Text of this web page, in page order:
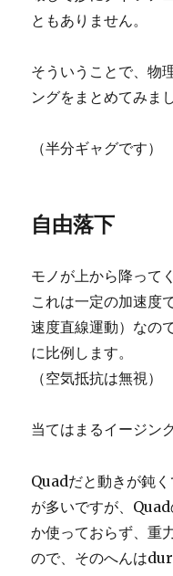
ともありません。
そういうことで、物
ングをまとめてみま
（半分ギャグです）
自由落下
モノが上から降って
これは一定の加速度
速度直線運動）なの
に比例します。
（空気抵抗は無視）
当てはまるイージン
Quadだと動きが鈍
が多いですが、
か使っておらず、重
ので、そのへんは